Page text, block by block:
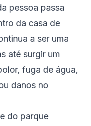
pessoa passa
da casa de
a ser uma
até surgir um
fuga de água,
danos no
do parque